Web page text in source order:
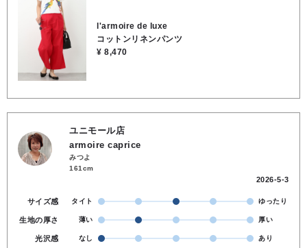
l'armoire de luxe
コットンリネンパンツ
¥ 8,470
ユニモール店
armoire caprice
みつよ
161cm
2026-5-3
サイズ感 タイト ゆったり
生地の厚さ 薄い 厚い
光沢感 なし あり